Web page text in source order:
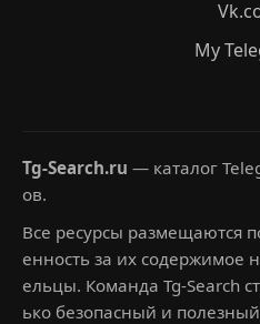
My
Tg-Search.ru — каталог
ов.
Все ресурсы размещаются
енность за их содержимое
ельцы. Команда Tg-Search
ько безопасный и